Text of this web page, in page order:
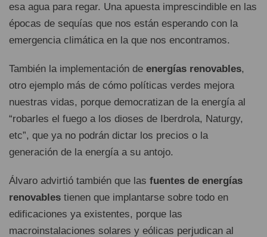
esa agua para regar. Una apuesta imprescindible en las
épocas de sequías que nos están esperando con la
emergencia climática en la que nos encontramos.
También la implementación de energías renovables,
otro ejemplo más de cómo políticas verdes mejora
nuestras vidas, porque democratizan de la energía al
“robarles el fuego a los dioses de Iberdrola, Naturgy,
etc”, que ya no podrán dictar los precios o la
generación de la energía a su antojo.
Álvaro advirtió también que las fuentes de energías
renovables tienen que implantarse sobre todo en
edificaciones ya existentes, porque las
macroinstalaciones solares y eólicas perjudican al